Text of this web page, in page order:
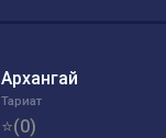
Архангай
Тариат
⭐(0)